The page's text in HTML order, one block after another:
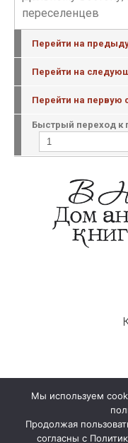
переселенцев
Перейти на
Перейти на
Перейти на первую
Быстрый переход к
125009, г.
Мы используем
Продолжая
согласны с